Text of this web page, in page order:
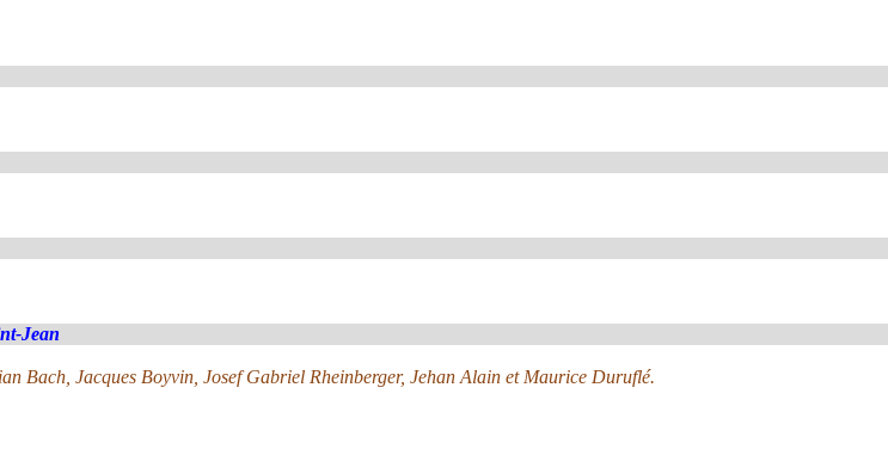
Jean
Bach, Jacques Boyvin, Josef Gabriel Rheinberger, Jehan Alain et Maurice Duruflé.